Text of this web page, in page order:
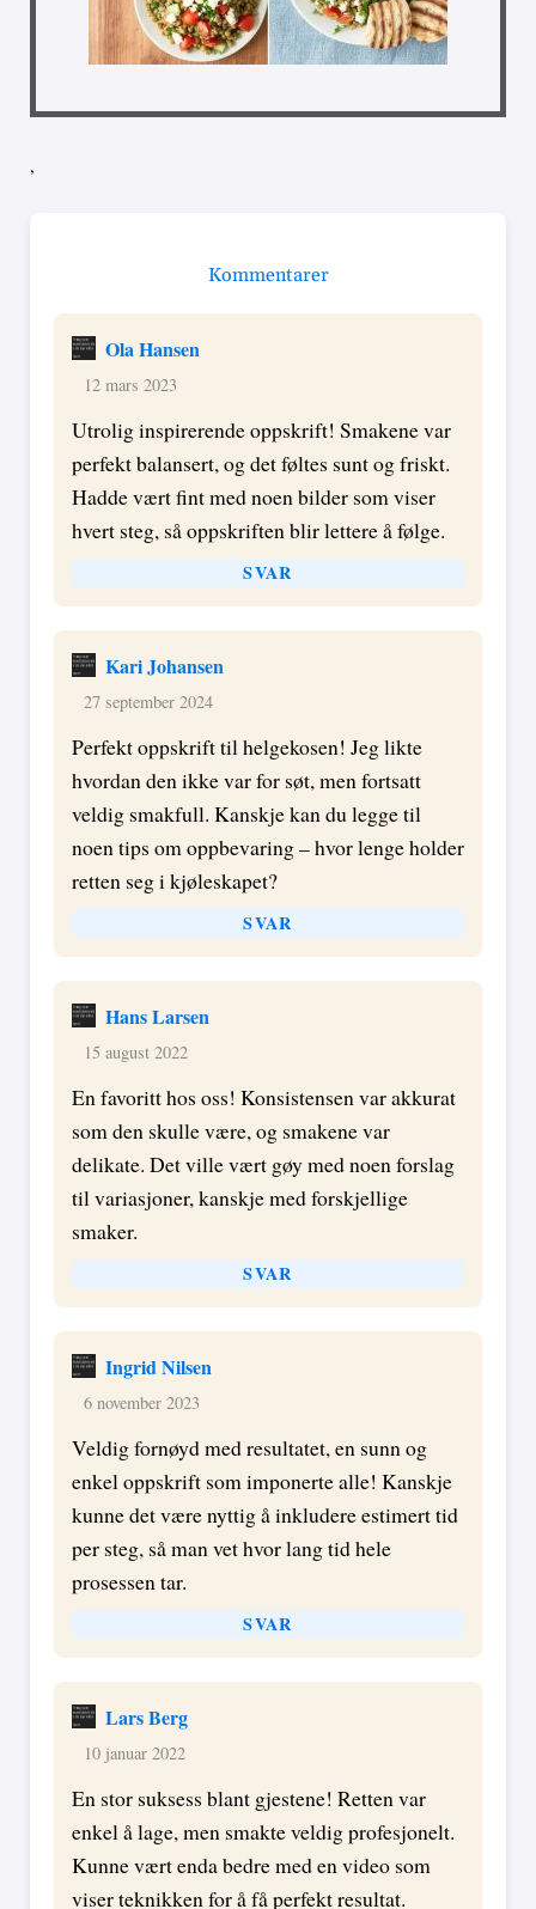
,
Kommentarer
Ola Hansen
12 mars 2023
Utrolig inspirerende oppskrift! Smakene var
perfekt balansert, og det føltes sunt og friskt.
Hadde vært fint med noen bilder som viser
hvert steg, så oppskriften blir lettere å følge.
SVAR
Kari Johansen
27 september 2024
Perfekt oppskrift til helgekosen! Jeg likte
hvordan den ikke var for søt, men fortsatt
veldig smakfull. Kanskje kan du legge til
noen tips om oppbevaring – hvor lenge holder
retten seg i kjøleskapet?
SVAR
Hans Larsen
15 august 2022
En favoritt hos oss! Konsistensen var akkurat
som den skulle være, og smakene var
delikate. Det ville vært gøy med noen forslag
til variasjoner, kanskje med forskjellige
smaker.
SVAR
Ingrid Nilsen
6 november 2023
Veldig fornøyd med resultatet, en sunn og
enkel oppskrift som imponerte alle! Kanskje
kunne det være nyttig å inkludere estimert tid
per steg, så man vet hvor lang tid hele
prosessen tar.
SVAR
Lars Berg
10 januar 2022
En stor suksess blant gjestene! Retten var
enkel å lage, men smakte veldig profesjonelt.
Kunne vært enda bedre med en video som
viser teknikken for å få perfekt resultat.